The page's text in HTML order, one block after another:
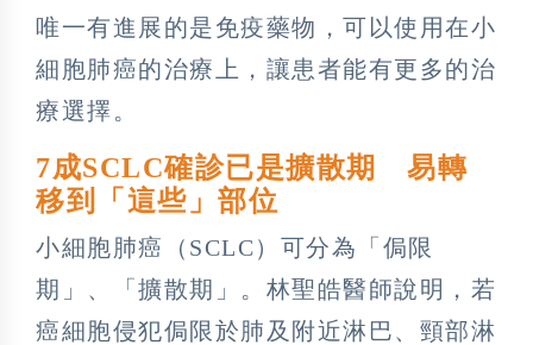
唯一有進展的是免疫藥物，可以使用在小
細胞肺癌的治療上，讓患者能有更多的治
療選擇。
7成SCLC確診已是擴散期 易轉
移到「這些」部位
小細胞肺癌（SCLC）可分為「侷限
期」、「擴散期」。林聖皓醫師說明，若
癌細胞侵犯侷限於肺及附近淋巴、頸部淋